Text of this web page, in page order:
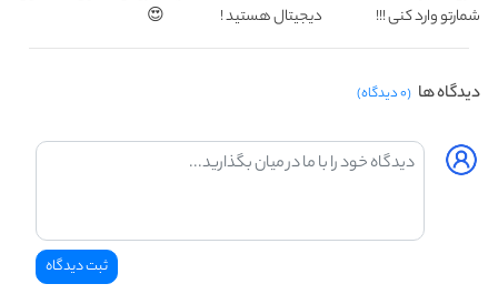
شمارتو وارد کنی !!!
دیجیتال هستید !
😍
دیدگاه ها (۰ دیدگاه)